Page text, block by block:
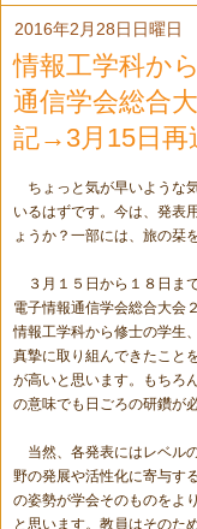
2016年2月28日日曜日
情報工学科か
通信学会総合
記→3月15日再
ちょっと気が早いような
いるはずです。今は、発表用
ょうか？一部には、旅の栞
３月１５日から１８日ま
電子情報通信学会総合大会
情報工学科から修士の学生
真摯に取り組んできたこと
が高いと思います。もちろ
の意味でも日ごろの研鑽が
当然、各発表にはレベル
野の発展や活性化に寄与す
の姿勢が学会そのものをよ
と思います。教員はそのた